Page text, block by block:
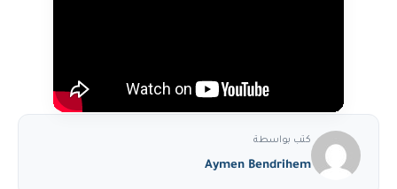
كتب بواسطة
Aymen Bendrihem